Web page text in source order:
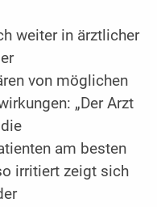
weiter in ärztlicher
von möglichen
„Der Arzt
am besten
irritiert zeigt sich